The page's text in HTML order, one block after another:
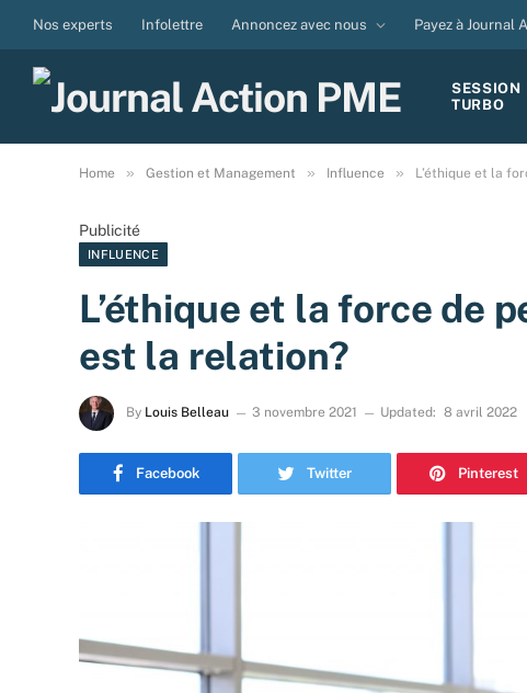
Nos experts Infolettre Annoncez avec nous Payez à Journal
SESSION
TURBO
Home » Gestion et Management » Influence » L’éthique et la
Publicité
INFLUENCE
L’éthique et la force de
est la relation?
By Louis Belleau 3 novembre 2021 Updated: 8 avril 2022
Facebook Twitter Pinterest